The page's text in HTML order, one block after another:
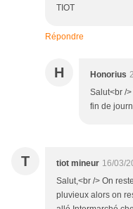
TIOT
Répondre
H Honorius
Salut<br /
fin de
T tiot mineur 16/03/
Salut,<br /> On
pluvieux alors on